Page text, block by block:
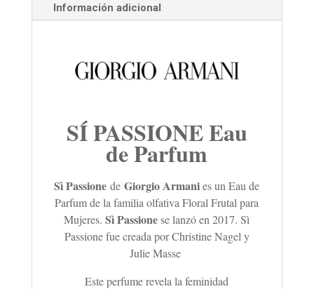
Información adicional
SÍ PASSIONE Eau
de Parfum
Sì Passione deGiorgio Armanies un Eau de
Parfum de la familia olfativa Floral Frutal para
Mujeres.Sì Passionese lanzó en 2017. Sì
Passione fue creada por Christine Nagel y
Julie Masse
Este perfume revela la feminidad